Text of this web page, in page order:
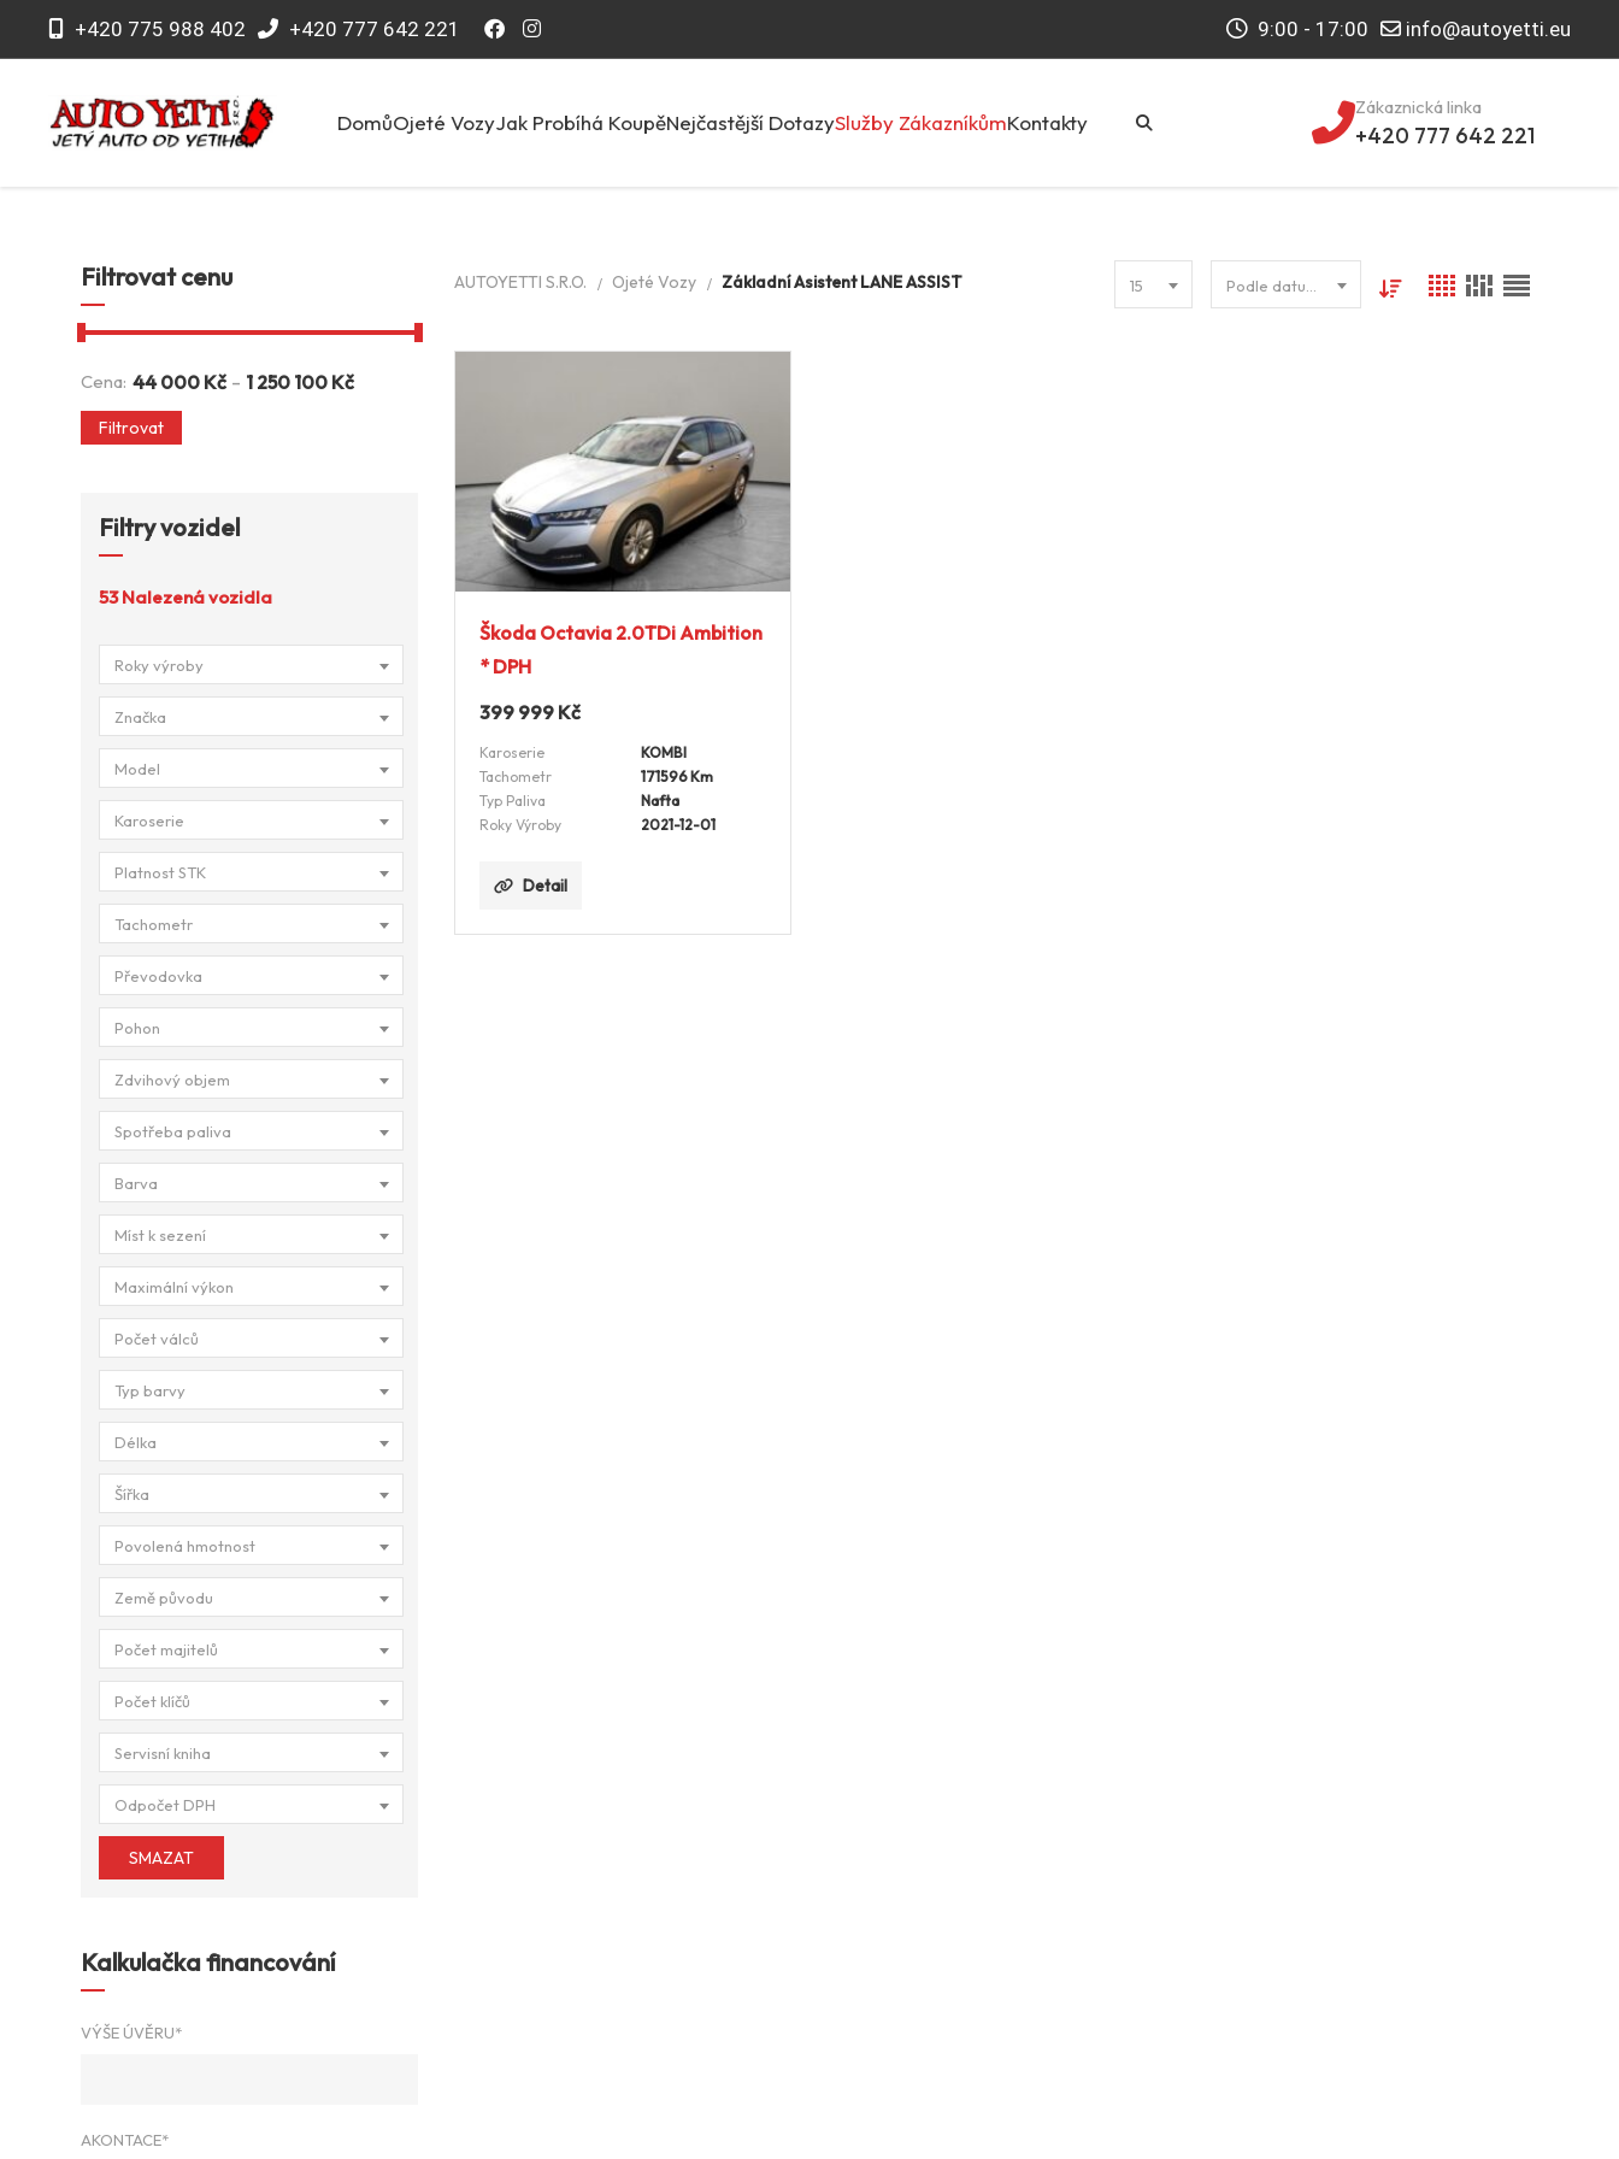
+420 775 988 402 +420 777 642 221 9:00 - 17:00 info@autoyetti.eu
DomůOjeté VozyJak Probíhá KoupěNejčastější DotazySlužby ZákazníkůmKontakty
Zákaznická linka
+420 777 642 221
Filtrovat cenu
Cena: 44 000 Kč - 1 250 100 Kč
Filtrovat
Filtry vozidel
53 Nalezená vozidla
Roky výroby
Značka
Model
Karoserie
Platnost STK
Tachometr
Převodovka
Pohon
Zdvihový objem
Spotřeba paliva
Barva
Míst k sezení
Maximální výkon
Počet válců
Typ barvy
Délka
Šířka
Povolená hmotnost
Země původu
Počet majitelů
Počet klíčů
Servisní kniha
Odpočet DPH
SMAZAT
Kalkulačka financování
VÝŠE ÚVĚRU*
AKONTACE*
AUTOYETTI S.R.O. Ojeté Vozy Základní Asistent LANE ASSIST 15
Škoda Octavia 2.0TDi Ambition
* DPH
399 999 Kč
Karoserie
KOMBI
Tachometr
171596 Km
Typ Paliva
Nafta
Roky Výroby
2021-12-01
Detail